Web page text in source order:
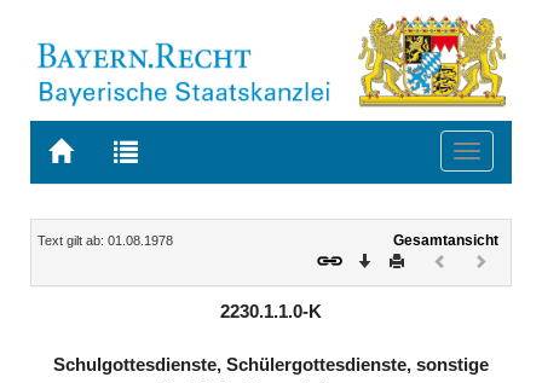
Zur
BAYERN.RECHT
Zur
letzten
Suche
Toggle
Navigation
Inhalt
Text gilt ab: 01.08.1978
Gesamtansicht
Download
DruckenVorheriges
2230.1.1.0-K
Schulgottesdienste, Schülergottesdienste, sonstige